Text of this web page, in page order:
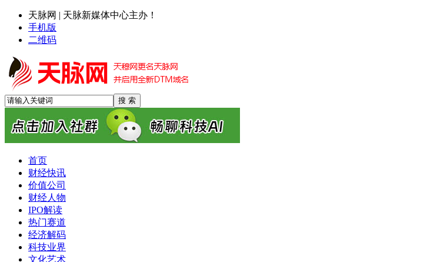
天脉网 | 天脉新媒体中心主办！
手机版
二维码
首页
财经快讯
价值公司
财经人物
IPO解读
热门赛道
经济解码
科技业界
文化艺术